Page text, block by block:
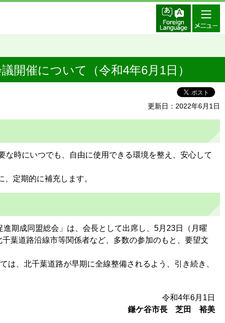
開催について（令和4年6月1日）
更新日：2022年6月1日
時にいつでも、自由に使用できる環境を整え、安心して
定期的に補充します。
期成同盟総会」は、会長として出席し、5月23日（月曜
葉道路沿線市等関係者など、多数の参加のもと、要望文
、北千葉道路が早期に全線整備されるよう、引き続き、
令和4年6月1日
鎌ケ谷市長 芝田 裕美